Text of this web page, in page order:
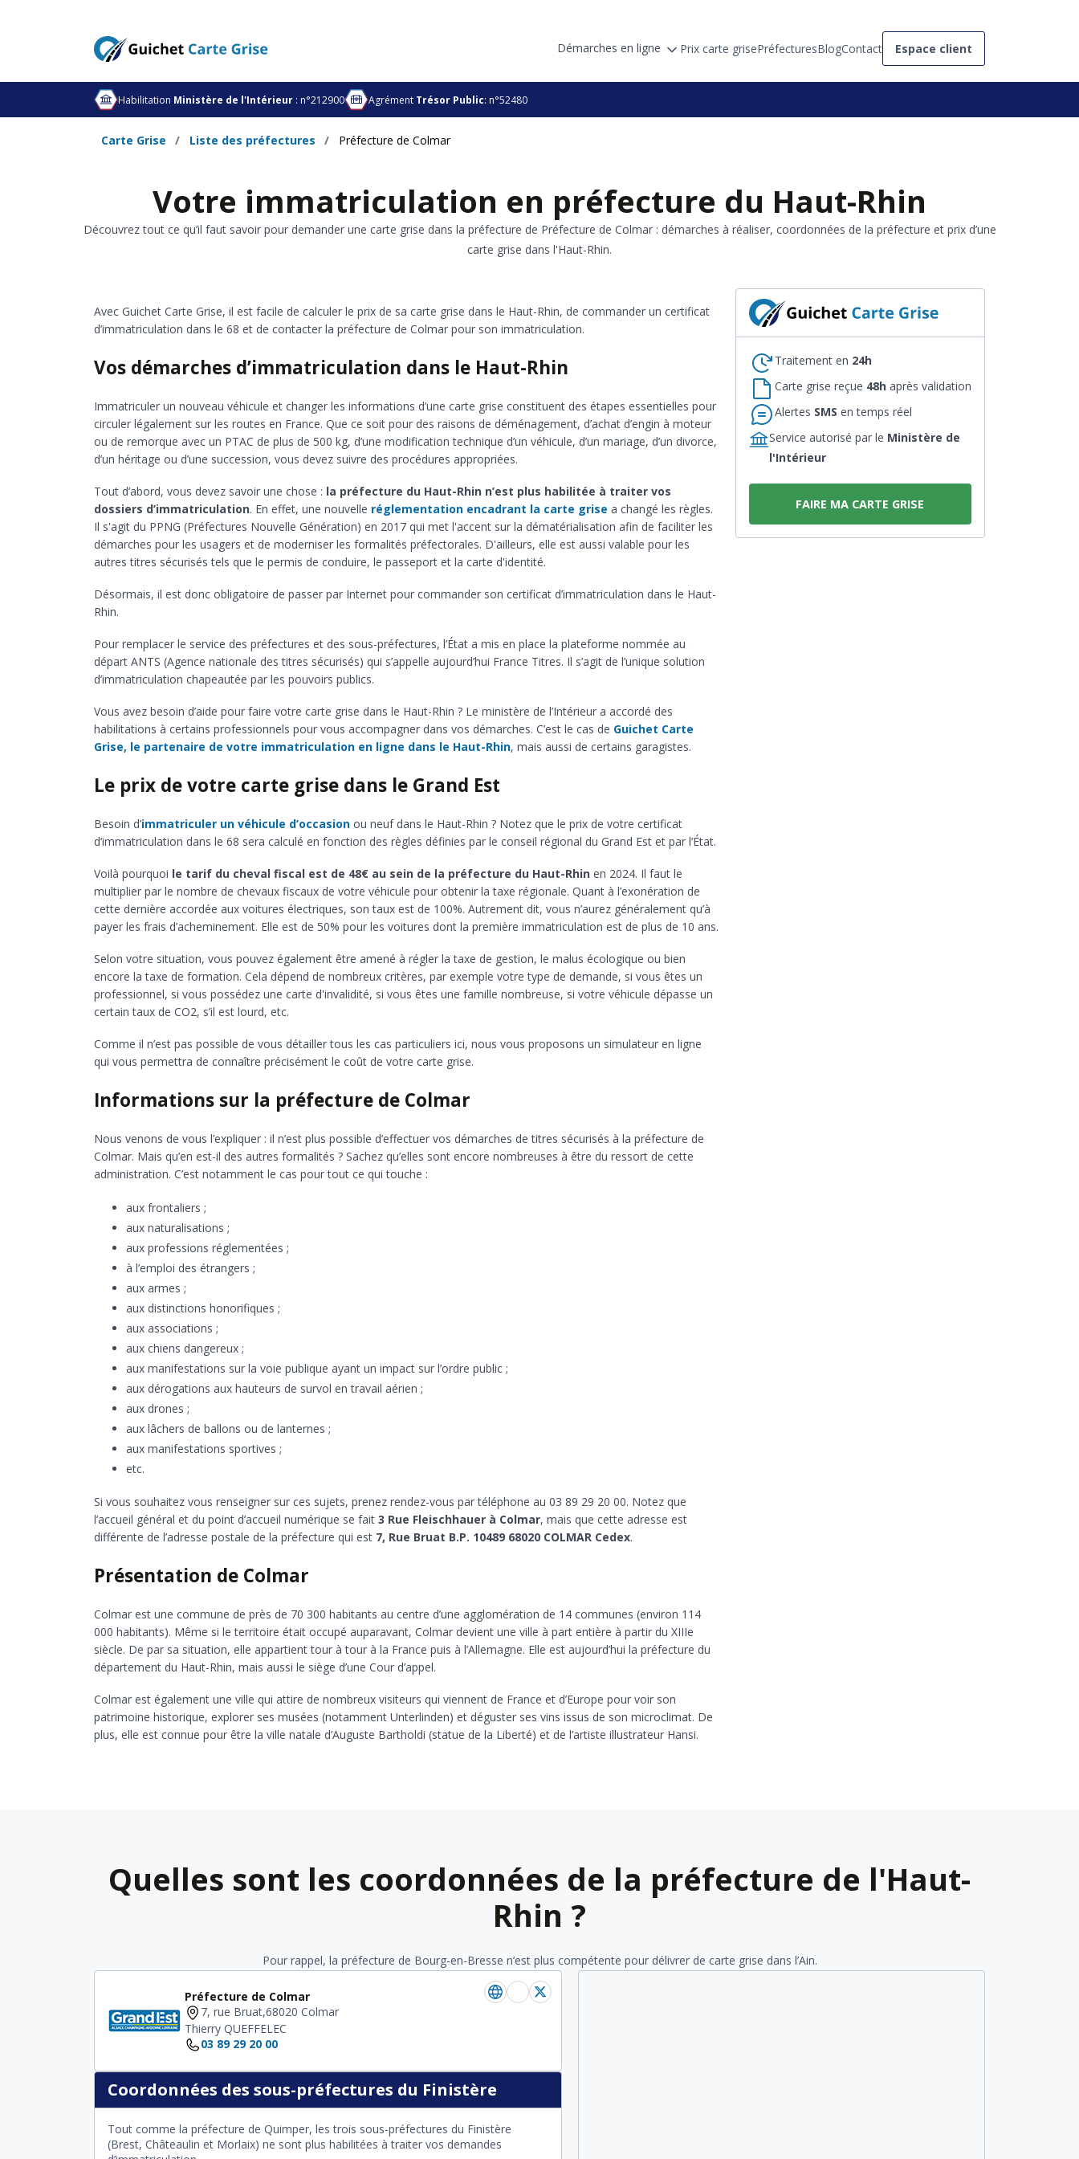
Démarches en ligne Prix carte grisePréfecturesBlogContact Espace client
Habilitation Ministère de l'Intérieur : n°212900 Agrément Trésor Public: n°52480
Carte Grise Liste des préfectures Préfecture de Colmar
Votre immatriculation en préfecture du Haut-Rhin
Découvrez tout ce qu’il faut savoir pour demander une carte grise dans la préfecture de Préfecture de Colmar : démarches à réaliser, coordonnées de la préfecture et prix d’une
carte grise dans l'Haut-Rhin.
Avec Guichet Carte Grise, il est facile de calculer le prix de sa carte grise dans le Haut-Rhin, de commander un certificat
d’immatriculation dans le 68 et de contacter la préfecture de Colmar pour son immatriculation.
Vos démarches d’immatriculation dans le Haut-Rhin
Immatriculer un nouveau véhicule et changer les informations d’une carte grise constituent des étapes essentielles pour
circuler légalement sur les routes en France. Que ce soit pour des raisons de déménagement, d’achat d’engin à moteur
ou de remorque avec un PTAC de plus de 500 kg, d’une modification technique d’un véhicule, d’un mariage, d’un divorce,
d’un héritage ou d’une succession, vous devez suivre des procédures appropriées.
Tout d’abord, vous devez savoir une chose : la préfecture du Haut-Rhin n’est plus habilitée à traiter vos
dossiers d’immatriculation. En effet, une nouvelle réglementation encadrant la carte grise a changé les règles.
Il s'agit du PPNG (Préfectures Nouvelle Génération) en 2017 qui met l'accent sur la dématérialisation afin de faciliter les
démarches pour les usagers et de moderniser les formalités préfectorales. D'ailleurs, elle est aussi valable pour les
autres titres sécurisés tels que le permis de conduire, le passeport et la carte d'identité.
Désormais, il est donc obligatoire de passer par Internet pour commander son certificat d’immatriculation dans le Haut-
Rhin.
Pour remplacer le service des préfectures et des sous-préfectures, l’État a mis en place la plateforme nommée au
départ ANTS (Agence nationale des titres sécurisés) qui s’appelle aujourd’hui France Titres. Il s’agit de l’unique solution
d’immatriculation chapeautée par les pouvoirs publics.
Vous avez besoin d’aide pour faire votre carte grise dans le Haut-Rhin ? Le ministère de l’Intérieur a accordé des
habilitations à certains professionnels pour vous accompagner dans vos démarches. C’est le cas de Guichet Carte
Grise, le partenaire de votre immatriculation en ligne dans le Haut-Rhin, mais aussi de certains garagistes.
Le prix de votre carte grise dans le Grand Est
Besoin d’immatriculer un véhicule d’occasion ou neuf dans le Haut-Rhin ? Notez que le prix de votre certificat
d’immatriculation dans le 68 sera calculé en fonction des règles définies par le conseil régional du Grand Est et par l’État.
Voilà pourquoi le tarif du cheval fiscal est de 48€ au sein de la préfecture du Haut-Rhin en 2024. Il faut le
multiplier par le nombre de chevaux fiscaux de votre véhicule pour obtenir la taxe régionale. Quant à l’exonération de
cette dernière accordée aux voitures électriques, son taux est de 100%. Autrement dit, vous n’aurez généralement qu’à
payer les frais d’acheminement. Elle est de 50% pour les voitures dont la première immatriculation est de plus de 10 ans.
Selon votre situation, vous pouvez également être amené à régler la taxe de gestion, le malus écologique ou bien
encore la taxe de formation. Cela dépend de nombreux critères, par exemple votre type de demande, si vous êtes un
professionnel, si vous possédez une carte d'invalidité, si vous êtes une famille nombreuse, si votre véhicule dépasse un
certain taux de CO2, s’il est lourd, etc.
Comme il n’est pas possible de vous détailler tous les cas particuliers ici, nous vous proposons un simulateur en ligne
qui vous permettra de connaître précisément le coût de votre carte grise.
Informations sur la préfecture de Colmar
Nous venons de vous l’expliquer : il n’est plus possible d’effectuer vos démarches de titres sécurisés à la préfecture de
Colmar. Mais qu’en est-il des autres formalités ? Sachez qu’elles sont encore nombreuses à être du ressort de cette
administration. C’est notamment le cas pour tout ce qui touche :
aux frontaliers ;
aux naturalisations ;
aux professions réglementées ;
à l’emploi des étrangers ;
aux armes ;
aux distinctions honorifiques ;
aux associations ;
aux chiens dangereux ;
aux manifestations sur la voie publique ayant un impact sur l’ordre public ;
aux dérogations aux hauteurs de survol en travail aérien ;
aux drones ;
aux lâchers de ballons ou de lanternes ;
aux manifestations sportives ;
etc.
Si vous souhaitez vous renseigner sur ces sujets, prenez rendez-vous par téléphone au 03 89 29 20 00. Notez que
l’accueil général et du point d’accueil numérique se fait 3 Rue Fleischhauer à Colmar, mais que cette adresse est
différente de l’adresse postale de la préfecture qui est 7, Rue Bruat B.P. 10489 68020 COLMAR Cedex.
Présentation de Colmar
Colmar est une commune de près de 70 300 habitants au centre d’une agglomération de 14 communes (environ 114
000 habitants). Même si le territoire était occupé auparavant, Colmar devient une ville à part entière à partir du XIIIe
siècle. De par sa situation, elle appartient tour à tour à la France puis à l’Allemagne. Elle est aujourd’hui la préfecture du
département du Haut-Rhin, mais aussi le siège d’une Cour d’appel.
Colmar est également une ville qui attire de nombreux visiteurs qui viennent de France et d’Europe pour voir son
patrimoine historique, explorer ses musées (notamment Unterlinden) et déguster ses vins issus de son microclimat. De
plus, elle est connue pour être la ville natale d’Auguste Bartholdi (statue de la Liberté) et de l’artiste illustrateur Hansi.
Traitement en 24h
Carte grise reçue 48haprès validation
Alertes SMS en temps réel
Service autorisé par le Ministère de
l'Intérieur
FAIRE MA CARTE GRISE
Quelles sont les coordonnées de la préfecture de l'Haut-
Rhin ?
Pour rappel, la préfecture de Bourg-en-Bresse n’est plus compétente pour délivrer de carte grise dans l’Ain.
Préfecture de Colmar
7, rue Bruat,68020 Colmar
Thierry QUEFFELEC
03 89 29 20 00
Coordonnées des sous-préfectures du Finistère
Tout comme la préfecture de Quimper, les trois sous-préfectures du Finistère
(Brest, Châteaulin et Morlaix) ne sont plus habilitées à traiter vos demandes